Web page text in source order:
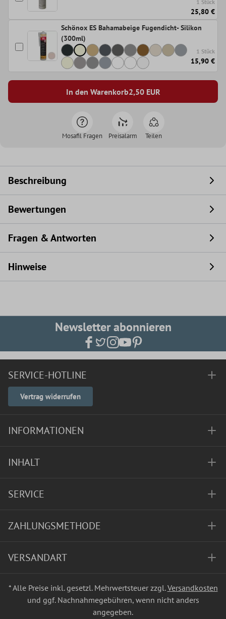
1 Stück
25,80 €
Schönox ES Bahamabeige Fugendicht- Silikon
(300ml)
1 Stück
15,90 €
In den Warenkorb2,50EUR
Mosafil Fragen Preisalarm Teilen
Beschreibung
Bewertungen
Fragen & Antworten
Hinweise
Newsletter abonnieren
SERVICE-HOTLINE
Vertrag widerrufen
INFORMATIONEN
INHALT
SERVICE
ZAHLUNGSMETHODE
VERSANDART
* Alle Preise inkl. gesetzl. Mehrwertsteuer zzgl.Versandkosten
und ggf. Nachnahmegebühren, wenn nicht anders
angegeben.